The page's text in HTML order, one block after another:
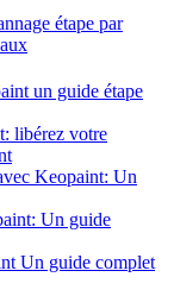
étape par
un guide étape
libérez votre
Keopaint: Un
Un guide
Un guide complet